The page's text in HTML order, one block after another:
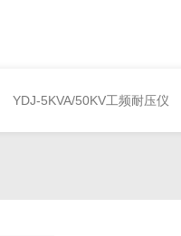
YDJ-5KVA/50KV工频耐压仪